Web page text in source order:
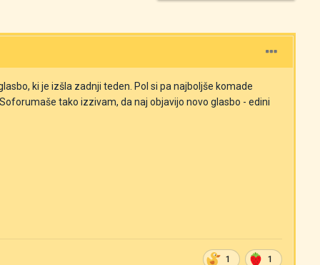
ki je izšla zadnji teden. Pol si pa najboljše komade
tako izzivam, da naj objavijo novo glasbo - edini
1 1